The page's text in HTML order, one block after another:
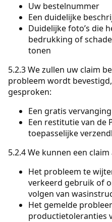
Uw bestelnummer
Een duidelijke
Duidelijke foto’s die
bedrukking of
tonen
5.2.3 We zullen uw claim
probleem wordt
gesproken:
Een gratis
Een restitutie van de
toepasselijke
5.2.4 We kunnen een
Het probleem te
verkeerd gebruik of
volgen van
Het gemelde
productietoleranties